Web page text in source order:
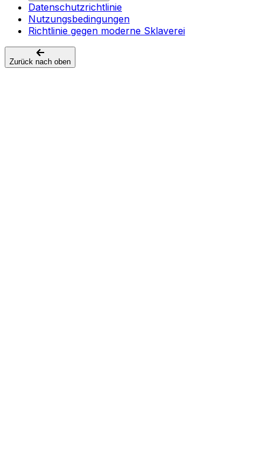
Datenschutzrichtlinie
Nutzungsbedingungen
Richtlinie gegen moderne Sklaverei
Zurück nach oben